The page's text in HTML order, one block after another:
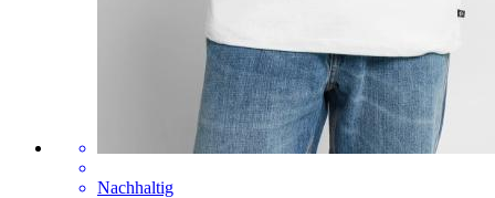
Nachhaltig